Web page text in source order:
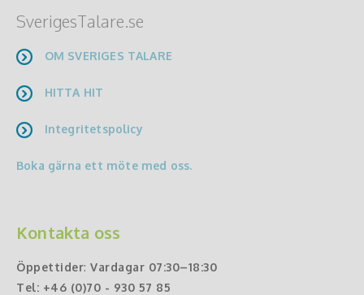
SverigesTalare.se
OM SVERIGES TALARE
HITTA HIT
Integritetspolicy
Boka gärna ett möte med oss.
Kontakta oss
Öppettider: Vardagar 07:30–18:30
Tel: +46 (0)70 - 930 57 85